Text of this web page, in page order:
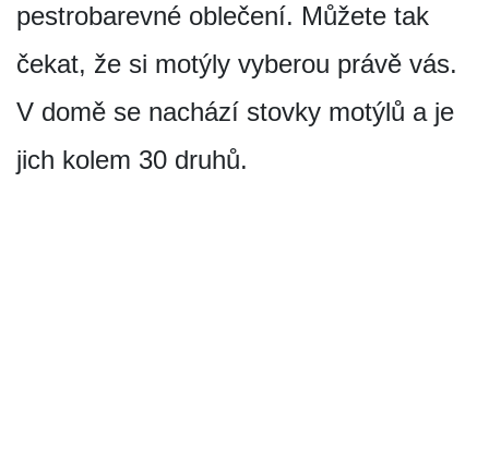
pestrobarevné oblečení. Můžete tak
čekat, že si motýly vyberou právě vás.
V domě se nachází stovky motýlů a je
jich kolem 30 druhů.